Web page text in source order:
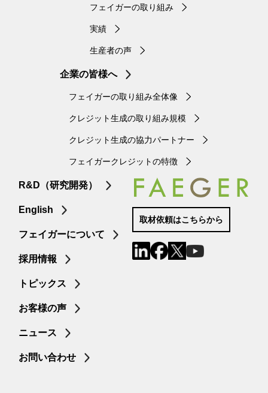
フェイガーの取り組み
実績
生産者の声
企業の皆様へ
フェイガーの取り組み全体像
クレジット生成の取り組み規模
クレジット生成の協力パートナー
フェイガークレジットの特徴
R&D（研究開発）
English
フェイガーについて
採用情報
トピックス
お客様の声
ニュース
お問い合わせ
取材依頼はこちらから